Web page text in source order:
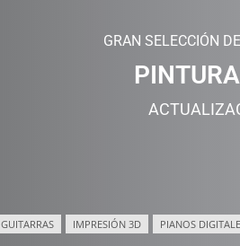
GRAN SELECCIÓN
GUITARRAS IMPRESIÓN 3D PIANOS